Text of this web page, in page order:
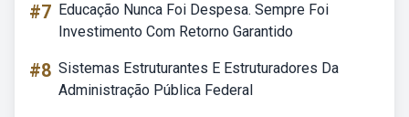
#7 Educação Nunca Foi Despesa. Sempre Foi
Investimento Com Retorno Garantido
#8 Sistemas Estruturantes E Estruturadores Da
Administração Pública Federal